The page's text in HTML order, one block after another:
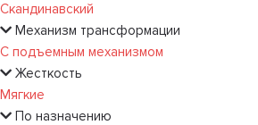
Скандинавский
Механизм трансформации
С подъемным механизмом
Жесткость
Мягкие
По назначению